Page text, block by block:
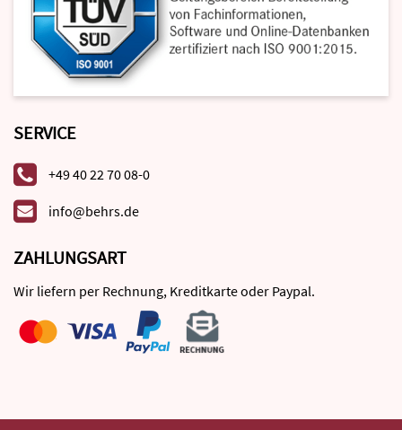
SERVICE
+49 40 22 70 08-0
info@behrs.de
ZAHLUNGSART
Wir liefern per Rechnung, Kreditkarte oder Paypal.